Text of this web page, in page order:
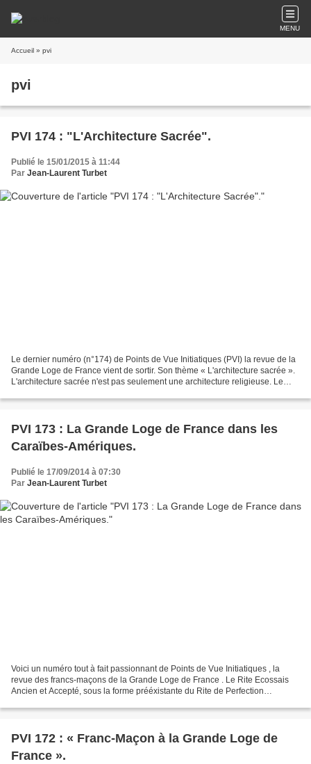
MENU
Accueil » pvi
pvi
PVI 174 : "L'Architecture Sacrée".
Publié le 15/01/2015 à 11:44
Par Jean-Laurent Turbet
Le dernier numéro (n°174) de Points de Vue Initiatiques (PVI) la revue de la
Grande Loge de France vient de sortir. Son thème « L'architecture sacrée ».
L'architecture sacrée n'est pas seulement une architecture religieuse. Le
PVI 173 : La Grande Loge de France dans les
Caraïbes-Amériques.
Publié le 17/09/2014 à 07:30
Par Jean-Laurent Turbet
Voici un numéro tout à fait passionnant de Points de Vue Initiatiques , la
revue des francs-maçons de la Grande Loge de France . Le Rite Ecossais
Ancien et Accepté, sous la forme prééxistante du Rite de Perfection
PVI 172 : « Franc-Maçon à la Grande Loge de
France ».